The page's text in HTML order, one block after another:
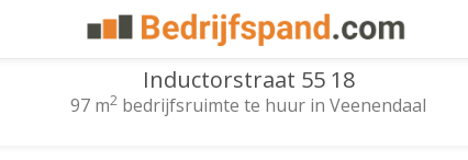
Inductorstraat 55 18
97 m2 bedrijfsruimte te huur in Veenendaal